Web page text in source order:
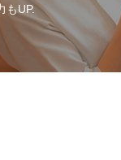
もUP.